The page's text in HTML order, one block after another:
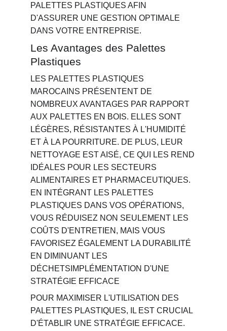
PALETTES PLASTIQUES AFIN
D'ASSURER UNE GESTION OPTIMALE
DANS VOTRE ENTREPRISE.
Les Avantages des Palettes
Plastiques
LES PALETTES PLASTIQUES
MAROCAINS PRÉSENTENT DE
NOMBREUX AVANTAGES PAR RAPPORT
AUX PALETTES EN BOIS. ELLES SONT
LÉGÈRES, RÉSISTANTES À L'HUMIDITÉ
ET À LA POURRITURE. DE PLUS, LEUR
NETTOYAGE EST AISÉ, CE QUI LES REND
IDÉALES POUR LES SECTEURS
ALIMENTAIRES ET PHARMACEUTIQUES.
EN INTÉGRANT LES PALETTES
PLASTIQUES DANS VOS OPÉRATIONS,
VOUS RÉDUISEZ NON SEULEMENT LES
COÛTS D'ENTRETIEN, MAIS VOUS
FAVORISEZ ÉGALEMENT LA DURABILITÉ
EN DIMINUANT LES
DÉCHETSIMPLÉMENTATION D'UNE
STRATÉGIE EFFICACE
POUR MAXIMISER L'UTILISATION DES
PALETTES PLASTIQUES, IL EST CRUCIAL
D'ÉTABLIR UNE STRATÉGIE EFFICACE.